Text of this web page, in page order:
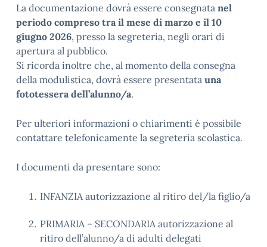
La documentazione dovrà essere consegnata nel
periodo compreso tra il mese di marzo e il 10
giugno 2026, presso la segreteria, negli orari di
apertura al pubblico.
Si ricorda inoltre che, al momento della consegna
della modulistica, dovrà essere presentata una
fototessera dell’alunno/a.
Per ulteriori informazioni o chiarimenti è possibile
contattare telefonicamente la segreteria scolastica.
I documenti da presentare sono:
INFANZIA autorizzazione al ritiro del/la figlio/a
PRIMARIA – SECONDARIA autorizzazione al
ritiro dell’alunno/a di adulti delegati